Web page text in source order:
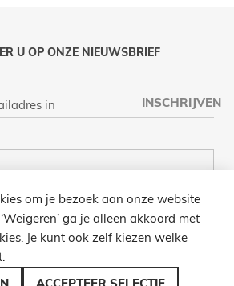
U OP ONZE NIEUWSBRIEF
INSCHRIJVEN
om je bezoek aan onze website
ga je alleen akkoord met
Je kunt ook zelf kiezen welke